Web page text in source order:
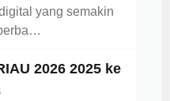
yang semakin
2026 2025 ke